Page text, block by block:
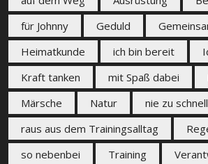
für Johnny
Geduld
Heimatkunde
ich bin bereit
Kraft tanken
mit Spaß dabei
Märsche
Natur
nie zu
raus aus dem Trainingsalltag
so nebenbei
Training